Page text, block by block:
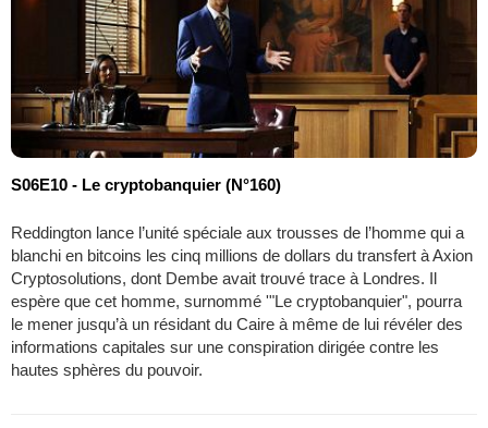
S06E10 - Le cryptobanquier (N°160)
Reddington lance l’unité spéciale aux trousses de l’homme qui a
blanchi en bitcoins les cinq millions de dollars du transfert à Axion
Cryptosolutions, dont Dembe avait trouvé trace à Londres. Il
espère que cet homme, surnommé '"Le cryptobanquier", pourra
le mener jusqu’à un résidant du Caire à même de lui révéler des
informations capitales sur une conspiration dirigée contre les
hautes sphères du pouvoir.